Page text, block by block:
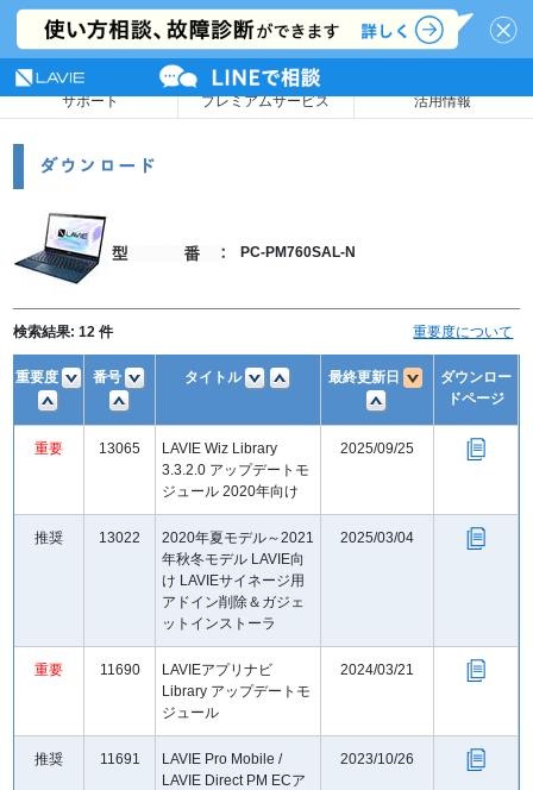
NEC LAVIE公式サイト
サポート プレミアムサービス 活用情報
PC-PM760SAL-N
検索結果: 12 件 重要度について
重要度 番号 タイトル 最終更新日
ダウンロー
ドページ
重要 13065
LAVIE Wiz Library
3.3.2.0 アップデートモ
ジュール 2020年向け
2025/09/25
推奨 13022
2020年夏モデル～2021
年秋冬モデル LAVIE向
け LAVIEサイネージ用
アドイン削除＆ガジェ
ットインストーラ
2025/03/04
重要 11690
LAVIEアプリナビ
Library アップデートモ
ジュール
2024/03/21
推奨 11691
LAVIE Pro Mobile /
LAVIE Direct PM ECア
2023/10/26